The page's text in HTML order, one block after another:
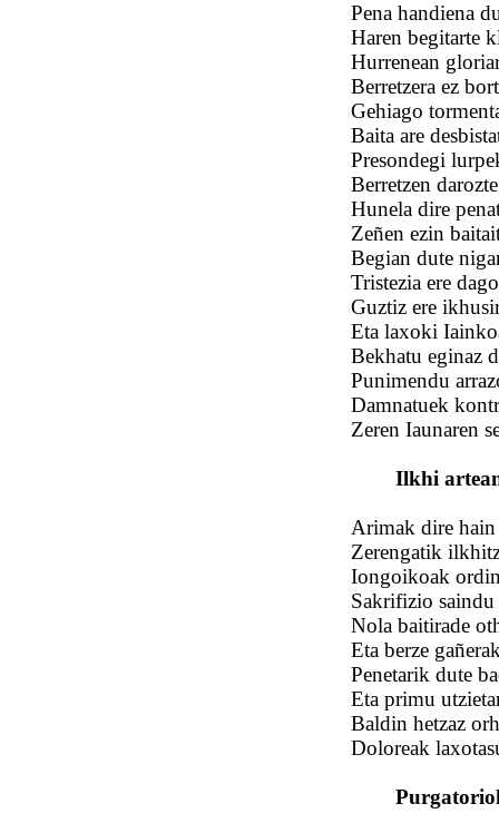
Pena handiena
Haren begitarte
Hurrenean
Berretzera ez
Gehiago
Baita are
Presondegi
Berretzen
Hunela dire
Zeñen ezin
Begian dute
Tristezia ere
Guztiz ere
Eta laxoki
Bekhatu eginaz
Punimendu
Damnatuek
Zeren Iaunaren
Ilkhi
Arimak dire hain
Zerengatik
Iongoikoak
Sakrifizio saindu
Nola baitirade
Eta berze
Penetarik dute
Eta primu
Baldin hetzaz
Doloreak